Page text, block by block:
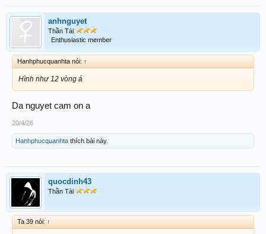
anhnguyet
Thần Tài
Enthusiastic member
Hanhphucquanhta nói: ↑
Hình như 12 vòng á
Da nguyet cam on a
20/4/26
Hanhphucquanhta thích bài này.
quocdinh43
Thần Tài
Ta 39 nói: ↑